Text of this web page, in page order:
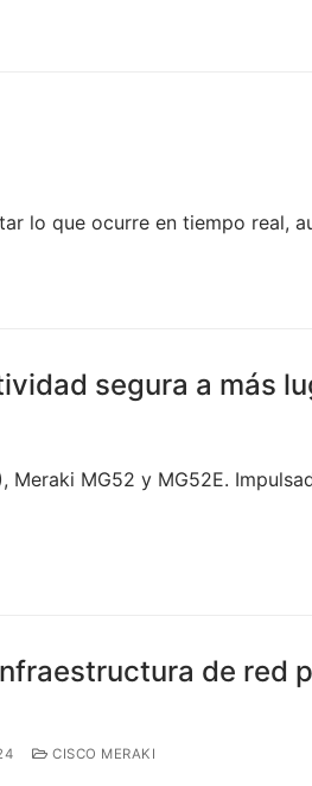
lo que ocurre en tiempo real,
segura a más
MG52 y MG52E.
de red
CISCO MERAKI